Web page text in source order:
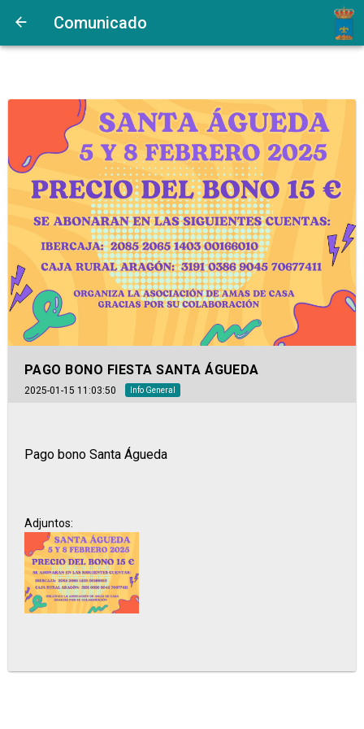
Comunicado
PAGO BONO FIESTA SANTA ÁGUEDA
2025-01-15 11:03:50 Info General
Pago bono Santa Águeda
Adjuntos: